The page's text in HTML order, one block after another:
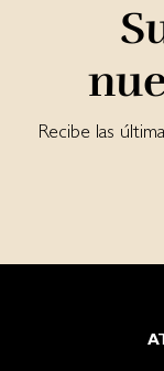
Recibe las